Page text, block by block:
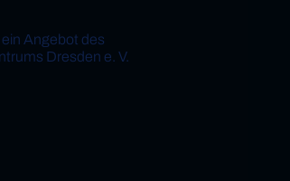
Angebot des
Dresden e. V.